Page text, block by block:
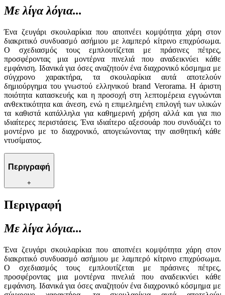
Με λίγα λόγια...
Ένα ζευγάρι σκουλαρίκια που αποπνέει κομψότητα χάρη στον
διακριτικό συνδυασμό ασήμιου με λαμπερό κίτρινο επιχρύσωμα.
Ο σχεδιασμός τους εμπλουτίζεται με πράσινες πέτρες,
προσφέροντας μια μοντέρνα πινελιά που αναδεικνύει κάθε
εμφάνιση. Ιδανικά για όσες αναζητούν ένα διαχρονικό κόσμημα με
σύγχρονο χαρακτήρα, τα σκουλαρίκια αυτά αποτελούν
δημιούργημα του γνωστού ελληνικού brand Verorama. Η άριστη
ποιότητα κατασκευής και η προσοχή στη λεπτομέρεια εγγυώνται
ανθεκτικότητα και άνεση, ενώ η επιμελημένη επιλογή των υλικών
τα καθιστά κατάλληλα για καθημερινή χρήση αλλά και για πιο
ιδιαίτερες περιστάσεις. Ένα ιδιαίτερο αξεσουάρ που συνδυάζει το
μοντέρνο με το διαχρονικό, απογειώνοντας την αισθητική κάθε
ντυσίματος.
Περιγραφή
+
Περιγραφή
Με λίγα λόγια...
Ένα ζευγάρι σκουλαρίκια που αποπνέει κομψότητα χάρη στον
διακριτικό συνδυασμό ασήμιου με λαμπερό κίτρινο επιχρύσωμα.
Ο σχεδιασμός τους εμπλουτίζεται με πράσινες πέτρες,
προσφέροντας μια μοντέρνα πινελιά που αναδεικνύει κάθε
εμφάνιση. Ιδανικά για όσες αναζητούν ένα διαχρονικό κόσμημα με